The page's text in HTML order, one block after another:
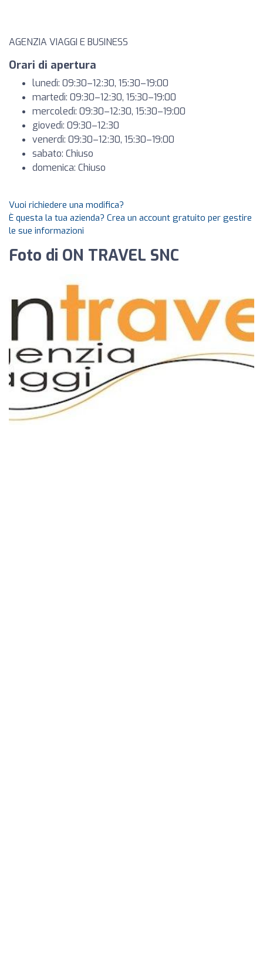
AGENZIA VIAGGI E BUSINESS
Orari di apertura
lunedì: 09:30–12:30, 15:30–19:00
martedì: 09:30–12:30, 15:30–19:00
mercoledì: 09:30–12:30, 15:30–19:00
giovedì: 09:30–12:30
venerdì: 09:30–12:30, 15:30–19:00
sabato: Chiuso
domenica: Chiuso
Vuoi richiedere una modifica?
È questa la tua azienda? Crea un account gratuito per gestire
le sue informazioni
Foto di ON TRAVEL SNC